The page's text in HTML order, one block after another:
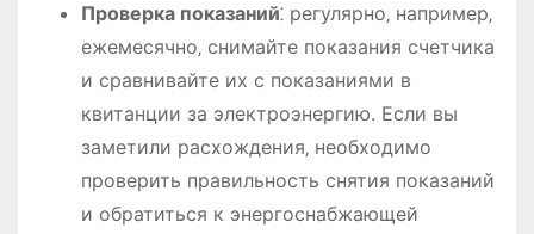
Проверка показаний⁚ регулярно‚ например‚
ежемесячно‚ снимайте показания счетчика
и сравнивайте их с показаниями в
квитанции за электроэнергию. Если вы
заметили расхождения‚ необходимо
проверить правильность снятия показаний
и обратиться к энергоснабжающей